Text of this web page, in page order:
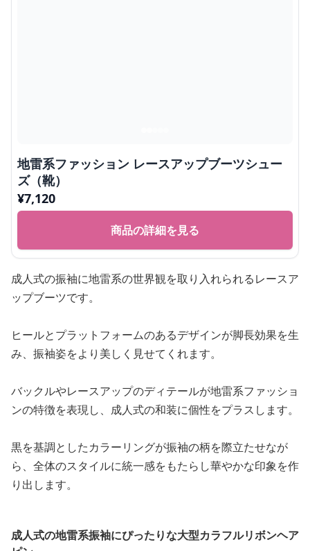
地雷系ファッション レースアップブーツシュー
ズ（靴）
¥7,120
商品の詳細を見る
成人式の振袖に地雷系の世界観を取り入れられるレースア
ップブーツです。
ヒールとプラットフォームのあるデザインが脚長効果を生
み、振袖姿をより美しく見せてくれます。
バックルやレースアップのディテールが地雷系ファッショ
ンの特徴を表現し、成人式の和装に個性をプラスします。
黒を基調としたカラーリングが振袖の柄を際立たせなが
ら、全体のスタイルに統一感をもたらし華やかな印象を作
り出します。
成人式の地雷系振袖にぴったりな大型カラフルリボンヘア